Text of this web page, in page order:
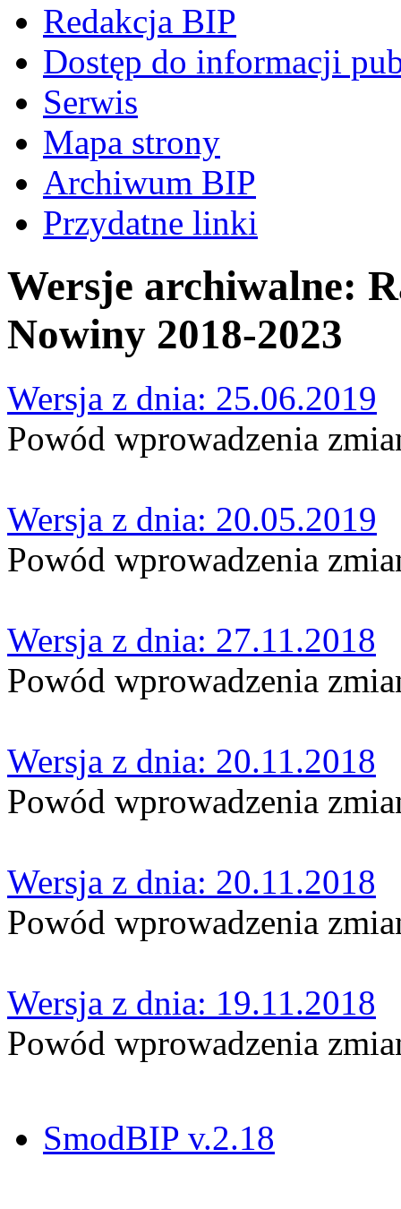
Redakcja BIP
Dostęp do informacji
Serwis
Mapa strony
Archiwum BIP
Przydatne linki
Wersje archiwalne:
Nowiny 2018-2023
Wersja z dnia: 25.06.2019
Powód wprowadzenia
Wersja z dnia: 20.05.2019
Powód wprowadzenia
Wersja z dnia: 27.11.2018
Powód wprowadzenia
Wersja z dnia: 20.11.2018
Powód wprowadzenia
Wersja z dnia: 20.11.2018
Powód wprowadzenia
Wersja z dnia: 19.11.2018
Powód wprowadzenia
SmodBIP v.2.18